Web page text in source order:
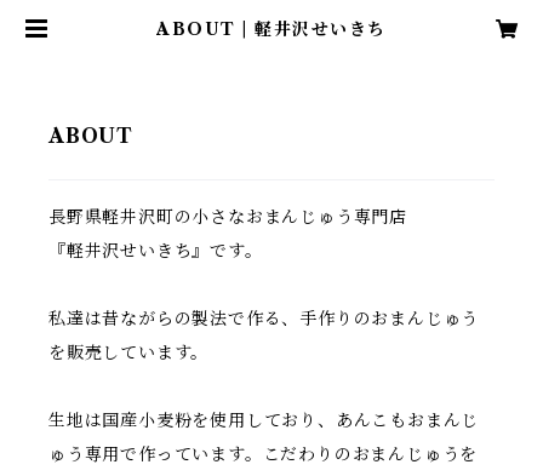
ABOUT | 軽井沢せいきち
ABOUT
長野県軽井沢町の小さなおまんじゅう専門店
『軽井沢せいきち』です。
私達は昔ながらの製法で作る、手作りのおまんじゅう
を販売しています。
生地は国産小麦粉を使用しており、あんこもおまんじ
ゅう専用で作っています。こだわりのおまんじゅうを